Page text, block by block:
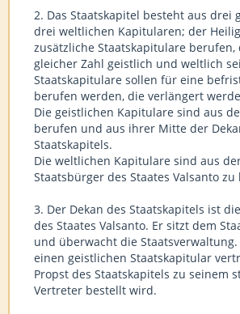
2. Das Staatskapitel besteht aus drei
drei weltlichen Kapitularen; der
zusätzliche Staatskapitulare berufen,
gleicher Zahl geistlich und weltlich
Staatskapitulare sollen für eine
berufen werden, die verlängert
Die geistlichen Kapitulare sind aus
berufen und aus ihrer Mitte der
Staatskapitels.
Die weltlichen Kapitulare sind aus
Staatsbürger des Staates Valsanto
3. Der Dekan des Staatskapitels ist
des Staates Valsanto. Er sitzt dem
und überwacht die
einen geistlichen Staatskapitular
Propst des Staatskapitels zu seinem
Vertreter bestellt wird.